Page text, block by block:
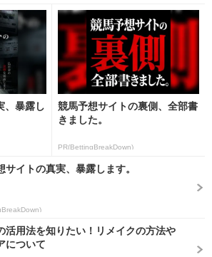
、暴露し
競馬予想サイトの裏側、全部書
きました。
PR(BettingBreakDown)
サイトの真実、暴露します。
活用法を知りたい！リメイクの方法や
について